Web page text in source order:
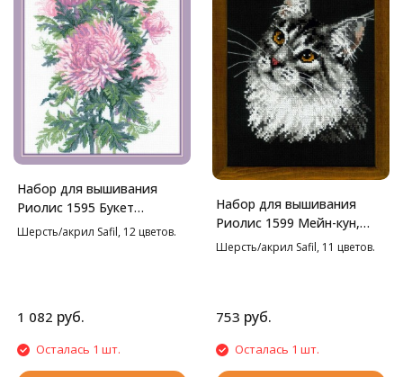
Набор для вышивания
Риолис 1595 Букет
хризантем, 30*40 см
Шерсть/акрил Safil, 12 цветов.
1 082 руб.
Осталась 1 шт.
Набор для вышивания
Риолис 1599 Мейн-кун,
21*30 см
Шерсть/акрил Safil, 11 цветов.
753 руб.
Осталась 1 шт.